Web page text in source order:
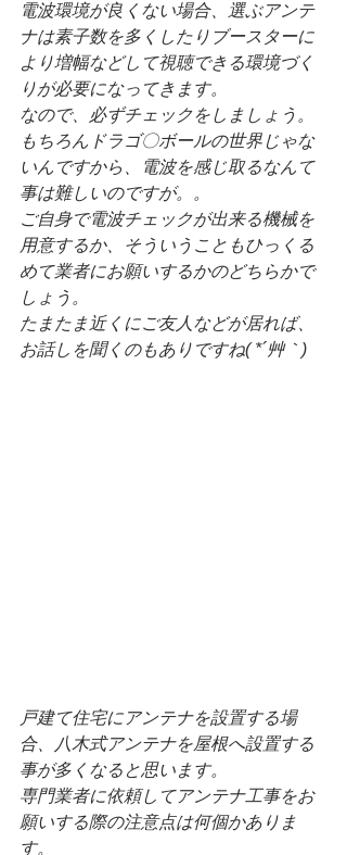
電波環境が良くない場合、選ぶアンテ
ナは素子数を多くしたりブースターに
より増幅などして視聴できる環境づく
りが必要になってきます。
なので、必ずチェックをしましょう。
もちろんドラゴ〇ボールの世界じゃな
いんですから、電波を感じ取るなんて
事は難しいのですが。。
ご自身で電波チェックが出来る機械を
用意するか、そういうこともひっくる
めて業者にお願いするかのどちらかで
しょう。
たまたま近くにご友人などが居れば、
お話しを聞くのもありですね( *´艸｀)
戸建て住宅にアンテナを設置する場
合、八木式アンテナを屋根へ設置する
事が多くなると思います。
専門業者に依頼してアンテナ工事をお
願いする際の注意点は何個かありま
す。